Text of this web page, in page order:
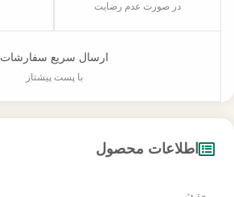
در صورت عدم رضایت
ارسال سریع سفارشات
با پست پیشتاز
اطلاعات محصول